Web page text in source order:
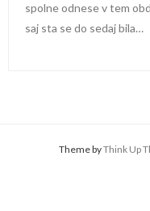
spolne odnese v tem
saj sta se do sedaj bila…
Theme byThink Up